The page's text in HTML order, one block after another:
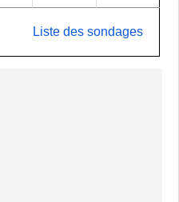
Liste des sondages